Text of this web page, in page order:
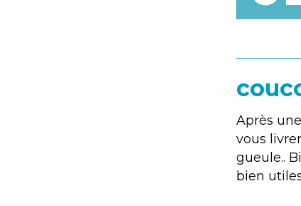
Après
vous
gueule..
bien